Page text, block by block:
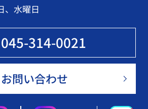
、水曜日
045-314-0021
お問い合わせ